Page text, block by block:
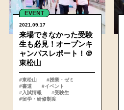
EVENT
2021.09.17
来場できなかった受験
生も必見！オープンキ
ャンパスレポート！＠
東松山
#東松山
#授業・ゼミ
#書道
#イベント
#入試情報
#受験生
#留学・研修制度